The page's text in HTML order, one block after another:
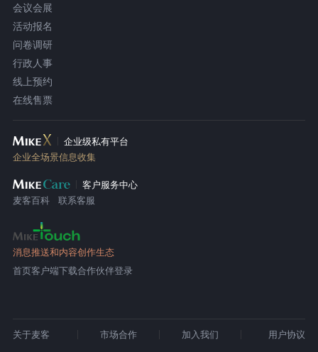
会议会展
活动报名
问卷调研
行政人事
线上预约
在线售票
企业级私有平台
企业全场景信息收集
客户服务中心
麦客百科
联系客服
消息推送和内容创作生态
首页客户端下载合作伙伴登录
关于麦客 市场合作 加入我们 用户协议